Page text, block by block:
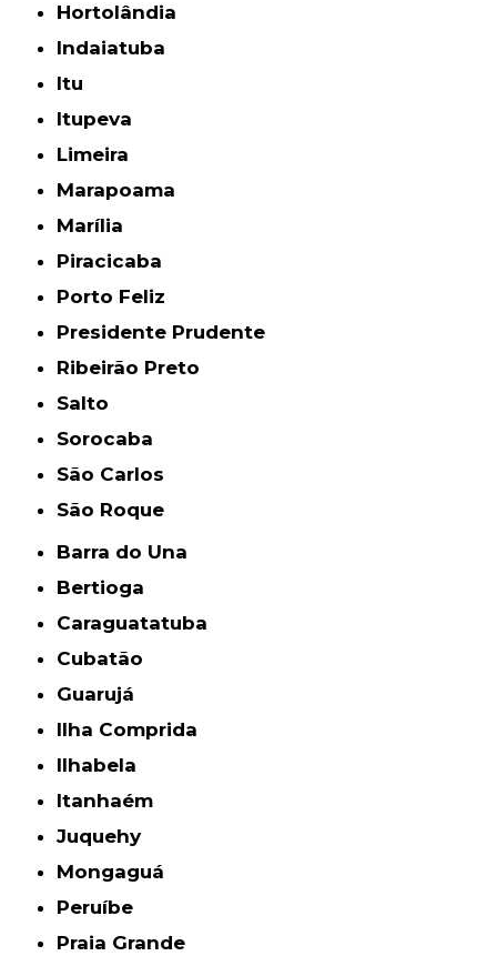
Hortolândia
Indaiatuba
Itu
Itupeva
Limeira
Marapoama
Marília
Piracicaba
Porto Feliz
Presidente Prudente
Ribeirão Preto
Salto
Sorocaba
São Carlos
São Roque
Barra do Una
Bertioga
Caraguatatuba
Cubatão
Guarujá
Ilha Comprida
Ilhabela
Itanhaém
Juquehy
Mongaguá
Peruíbe
Praia Grande